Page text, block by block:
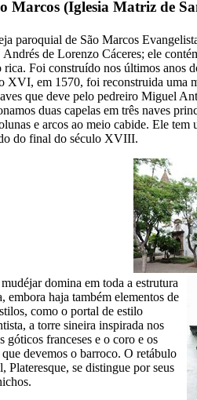
Marcos (Iglesia Matriz de
paroquial de São Marcos
Andrés de Lorenzo Cáceres; ele
rica. Foi construído nos últimos anos
XVI, em 1570, foi reconstruida uma
que deve pelo pedreiro Miguel
duas capelas em três naves
e arcos ao meio cabide. Ele tem
do final do século XVIII.
domina em toda a estrutura
embora haja também elementos de
como o portal de estilo
a torre sineira inspirada nos
góticos franceses e o coro e os
devemos o barroco. O retábulo
Plateresque, se distingue por seus